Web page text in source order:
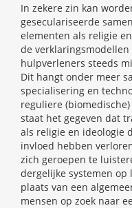
In zekere zin kan
geseculariseerde
elementen als religie
de
hulpverleners steeds
Dit hangt onder meer
specialisering en
reguliere
staat het gegeven dat
als religie en ideologie
invloed hebben
zich geroepen te
dergelijke systemen op
plaats van een
mensen op zoek naar